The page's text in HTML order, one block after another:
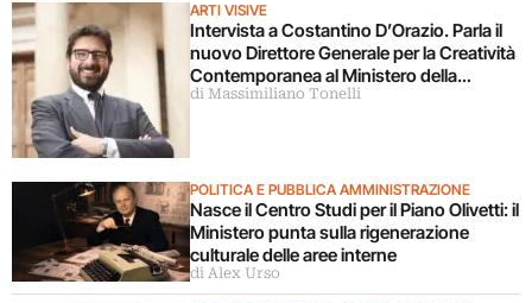
ARTI VISIVE
Intervista a Costantino D’Orazio. Parla il
nuovo Direttore Generale per la Creatività
Contemporanea al Ministero della
Cultura
di Massimiliano Tonelli
POLITICA E PUBBLICA AMMINISTRAZIONE
Nasce il Centro Studi per il Piano Olivetti: il
Ministero punta sulla rigenerazione
culturale delle aree interne
di Alex Urso